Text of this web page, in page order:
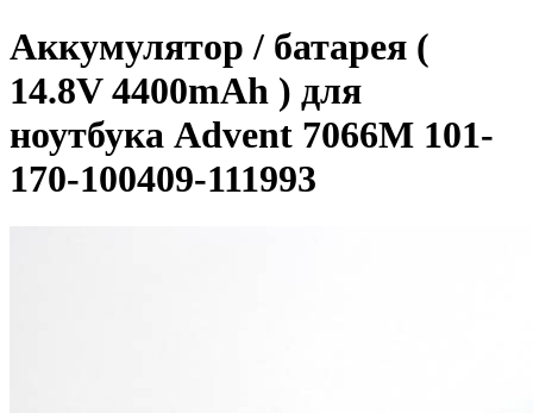
Аккумулятор / батарея (
14.8V 4400mAh ) для
ноутбука Advent 7066M 101-
170-100409-111993